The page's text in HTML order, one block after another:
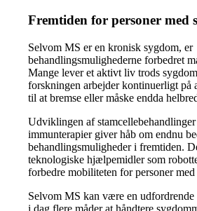
Fremtiden for personer med
Selvom MS er en kronisk sygdom, er
behandlingsmulighederne forbedret
Mange lever et aktivt liv trods
forskningen arbejder kontinuerligt på
til at bremse eller måske endda
Udviklingen af stamcellebehandlinger
immunterapier giver håb om endnu
behandlingsmuligheder i fremtiden.
teknologiske hjælpemidler som
forbedre mobiliteten for personer
Selvom MS kan være en udfordrende
i dag flere måder at håndtere